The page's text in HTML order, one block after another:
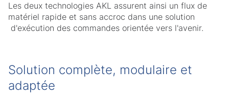
Les deux technologies AKL assurent ainsi un flux de
matériel rapide et sans accroc dans une solution
d'exécution des commandes orientée vers l'avenir.
Solution complète, modulaire et
adaptée